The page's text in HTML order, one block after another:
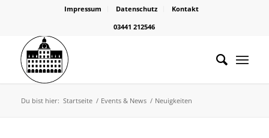
Impressum Datenschutz
Kontakt
03441 212546
Du bist hier: Startseite / Events & News / Neuigkeiten